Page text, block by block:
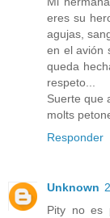
eres su
agujas,
en el avión
queda
respeto...
Suerte que
molts
Responder
Unknown
Pity no es